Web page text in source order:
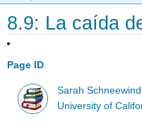
8.9: La caída
Page ID
Sarah Schneewind
University of